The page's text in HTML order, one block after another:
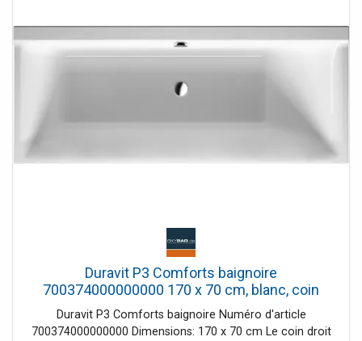
Duravit P3 Comforts baignoire
700374000000000 170 x 70 cm, blanc, coin
droit
Duravit P3 Comforts baignoire Numéro d'article
700374000000000 Dimensions: 170 x 70 cm Le coin droit